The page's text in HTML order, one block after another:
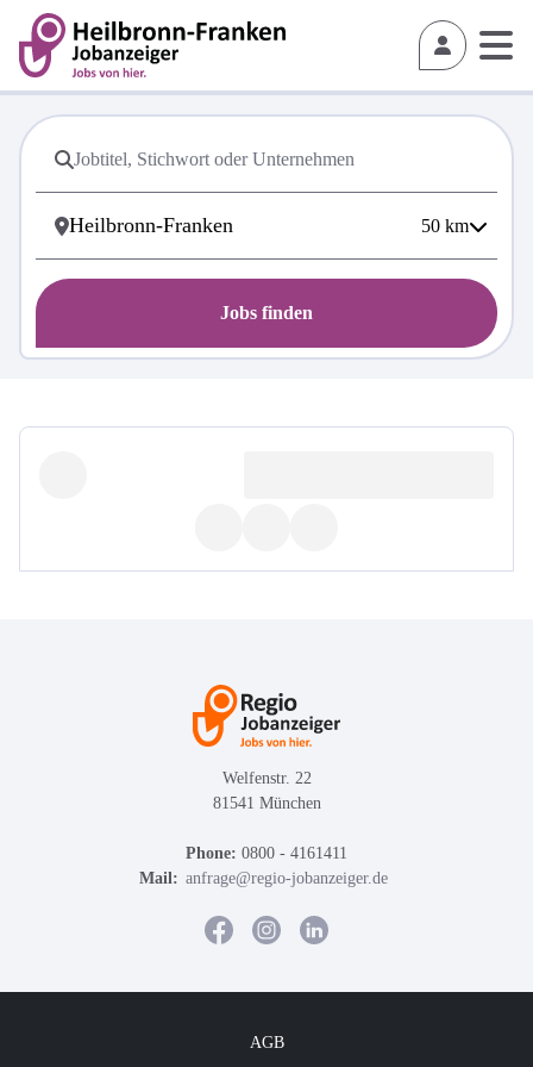
50 km
Jobs finden
Welfenstr. 22
81541 München
Phone: 0800 - 4161411
Mail: anfrage@regio-jobanzeiger.de
AGB